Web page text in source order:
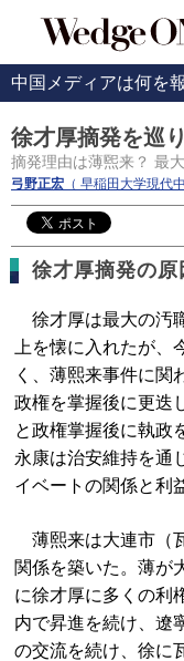
中国メディアは何を
徐才厚摘発を巡
摘発理由は薄煕来？ 最
弓野正宏 （ 早稲田大学現代
徐才厚摘発の
徐才厚は最大の汚
上を懐に入れたが
く、薄熙来事件に関
政権を掌握後に更迭
と政権掌握後に執政
永康は治安維持を通
イベートの関係と利
薄熙来は大連市（
関係を築いた。薄が
に徐才厚に多くの利
内で昇進を続け、遼
の交流を続け、徐に